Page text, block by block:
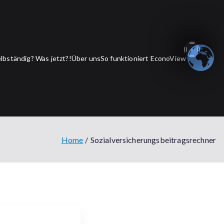
Was jetzt?!Über unsSo funktioniert EconoView
Home Sozialversicherungsbeitragsrechner